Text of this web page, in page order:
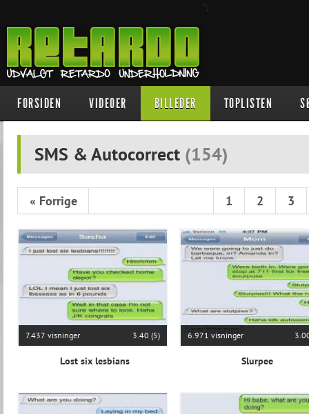
";
FORSIDEN VIDEOER BILLEDER TOPLISTEN
SMS & Autocorrect (154)
« Forrige 1 2 3
7.437 visninger 3.40 (5)
Lost six lesbians
6.971 visninger
Slurpee